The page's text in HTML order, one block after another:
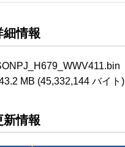
細情報
MB (45,332,144 バイト)
新情報